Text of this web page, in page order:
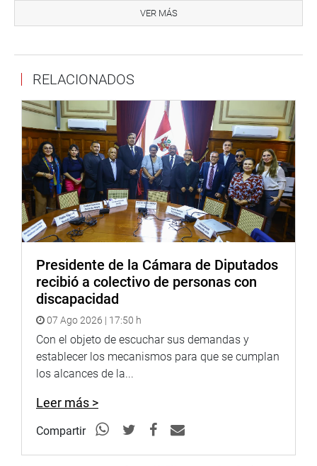
décadas de miles de trabajadores de EsSalud, quienes
injustamente luego de 25 o 30 años de servicios, solo
“Lo trabajadores deben ser tratados con respeto y con
dignidad. En nuestro país no pueden existir dos clases de
trabajadores. Tenemos que estandarizar el régimen
laboral y lo vamos a hacer poco a poco”, indicó el titular
del Parlamento
En tanto, Wilfredo Ponce agradeció al Congreso de la
República por sacar adelante esta ley que reconoce los
derechos laborales de más de 12 mil trabajadores de
EsSalud.
congresistas que apuestan por defender nuestros
derechos laborales”, expresó el dirigente sindical.
En la ceremonia, también asistió la legisladora Milagros
Salazar (FP), una de las autoras de ese proyecto de ley.
PRENSA-CONGRESO
y redes sociales.
Heraldo:goo.gl/Ty5Tto
Portal: http://www.congreso.gob.pe/
VER MÁS
RELACIONADOS
Presidente de la Cámara de Diputados
recibió a colectivo de personas con
discapacidad
07 Ago 2026 | 17:50 h
Con el objeto de escuchar sus demandas y
establecer los mecanismos para que se cumplan
los alcances de la...
Leer más >
Compartir